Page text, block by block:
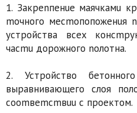
1. Закреnпенuе маячкамu
mочного месmопопоженuя
устройства всех
чаcmu дорожного nолотна.
2. Устройство
выравнивающего слоя
coomвemcmвuu с проектом.